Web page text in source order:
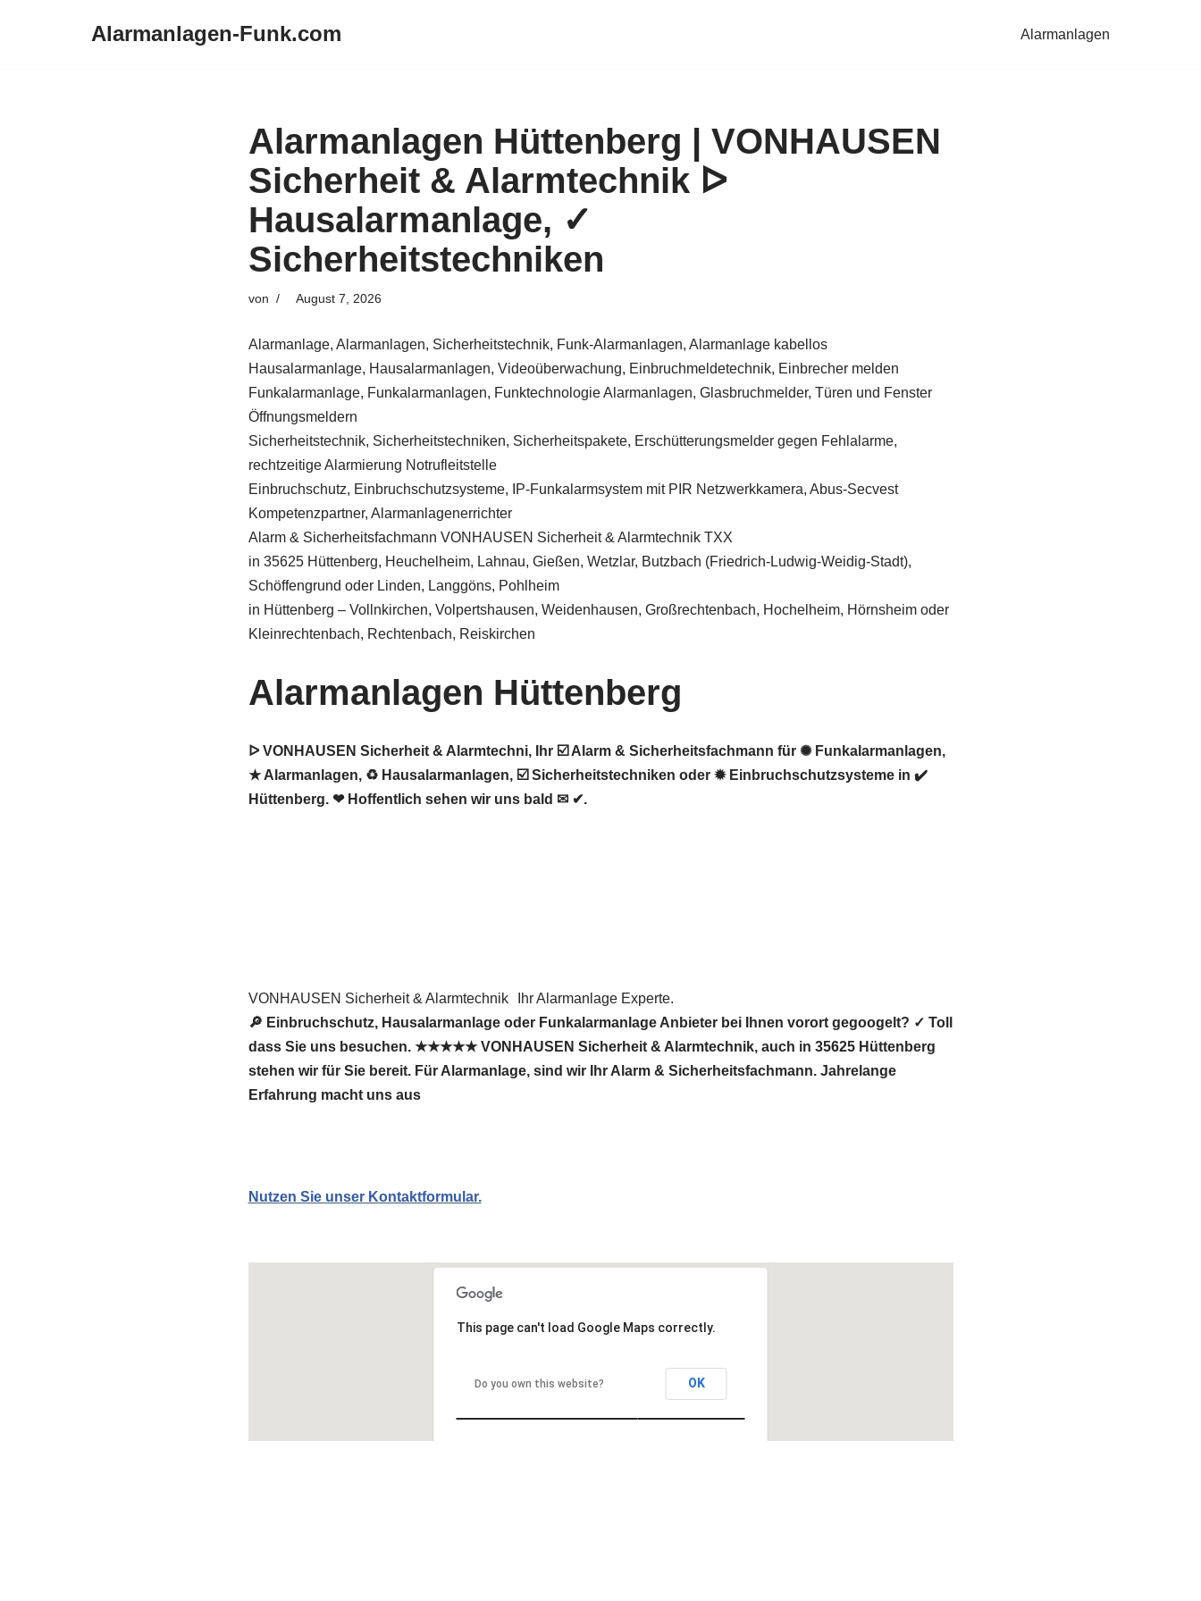
Alarmanlagen-Funk.com Alarmanlagen
Alarmanlagen Hüttenberg | VONHAUSEN
Sicherheit & Alarmtechnik ᐅ
Hausalarmanlage, ✓
Sicherheitstechniken
von August 7, 2026
Alarmanlage, Alarmanlagen, Sicherheitstechnik, Funk-Alarmanlagen, Alarmanlage kabellos
Hausalarmanlage, Hausalarmanlagen, Videoüberwachung, Einbruchmeldetechnik, Einbrecher melden
Funkalarmanlage, Funkalarmanlagen, Funktechnologie Alarmanlagen, Glasbruchmelder, Türen und Fenster
Öffnungsmeldern
Sicherheitstechnik, Sicherheitstechniken, Sicherheitspakete, Erschütterungsmelder gegen Fehlalarme,
rechtzeitige Alarmierung Notrufleitstelle
Einbruchschutz, Einbruchschutzsysteme, IP-Funkalarmsystem mit PIR Netzwerkkamera, Abus-Secvest
Kompetenzpartner, Alarmanlagenerrichter
Alarm & Sicherheitsfachmann VONHAUSEN Sicherheit & Alarmtechnik TXX
in 35625 Hüttenberg, Heuchelheim, Lahnau, Gießen, Wetzlar, Butzbach (Friedrich-Ludwig-Weidig-Stadt),
Schöffengrund oder Linden, Langgöns, Pohlheim
in Hüttenberg – Vollnkirchen, Volpertshausen, Weidenhausen, Großrechtenbach, Hochelheim, Hörnsheim oder
Kleinrechtenbach, Rechtenbach, Reiskirchen
Alarmanlagen Hüttenberg
ᐅ VONHAUSEN Sicherheit & Alarmtechni, Ihr ☑️ Alarm & Sicherheitsfachmann für ✺ Funkalarmanlagen,
★ Alarmanlagen, ♻ Hausalarmanlagen, ☑️ Sicherheitstechniken oder ✹ Einbruchschutzsysteme in ✔️
Hüttenberg. ❤ Hoffentlich sehen wir uns bald ✉ ✔.
VONHAUSEN Sicherheit & Alarmtechnik
Ihr Alarmanlage Experte.
🔎 Einbruchschutz, Hausalarmanlage oder Funkalarmanlage Anbieter bei Ihnen vorort gegoogelt? ✓ Toll
dass Sie uns besuchen. ★★★★★ VONHAUSEN Sicherheit & Alarmtechnik, auch in 35625 Hüttenberg
stehen wir für Sie bereit. Für Alarmanlage, sind wir Ihr Alarm & Sicherheitsfachmann. Jahrelange
Erfahrung macht uns aus
Nutzen Sie unser Kontaktformular.
This page can't load Google Maps correctly.
Do you own this website? OK